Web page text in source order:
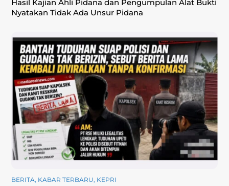
Hasil Kajian Ahli Pidana dan Pengumpulan Alat Bukti
Nyatakan Tidak Ada Unsur Pidana
BERITA, KABAR TERBARU, KEPRI